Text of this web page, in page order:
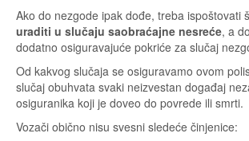
Ako do nezgode ipak dođe, treba ispoštovati
uraditi u slučaju saobraćajne nesreće, a
dodatno osiguravajuće pokriće za slučaj
Od kakvog slučaja se osiguravamo ovom
slučaj obuhvata svaki neizvestan događaj
osiguranika koji je doveo do povrede ili smrti.
Vozači obično nisu svesni sledeće činjenice: